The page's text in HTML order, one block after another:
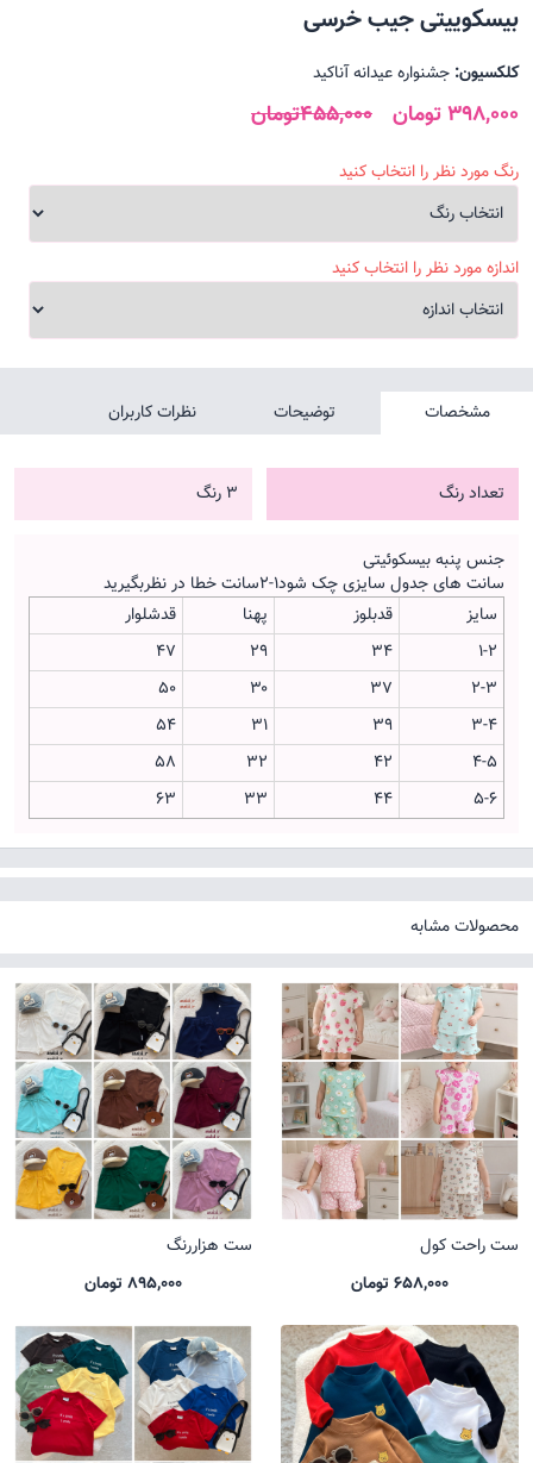
بیسکوییتی جیب خرسی
کلکسیون: جشنواره عیدانه آناکید
398,000 تومان 455,000تومان
رنگ مورد نظر را انتخاب کنید
اندازه مورد نظر را انتخاب کنید
مشخصات توضیحات نظرات کاربران
تعداد رنگ 3 رنگ
جنس پنبه بیسکوئیتی
سانت های جدول سایزی چک شود۱-۲سانت خطا در نظربگیرید
سایز
قدبلوز پهنا
قدشلوار
۱-۲
۳۴ ۲۹
۴۷
۲-۳
۳۷ ۳۰
۵۰
۳-۴
۳۹ ۳۱
۵۴
۴-۵
۴۲ ۳۲
۵۸
۵-۶
۴۴ ۳۳ ۶۳
محصولات مشابه
ست راحت کول
658,000 تومان
ست هزاررنگ
895,000 تومان